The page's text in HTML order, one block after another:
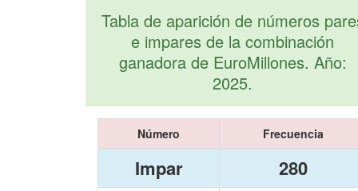
Tabla de aparición de números
e impares de la combinación
ganadora de EuroMillones. Año:
2025.
Número Frecuencia
Impar
280